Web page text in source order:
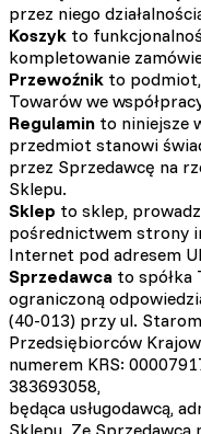
przez niego
Koszyk to
kompletowanie
Przewoźnik to podmiot,
Towarów we
Regulamin to niniejsze
przedmiot stanowi
przez Sprzedawcę na
Sklepu.
Sklep to sklep,
pośrednictwem strony
Internet pod adresem
Sprzedawca to spółka
ograniczoną
(40-013) przy ul.
Przedsiębiorców
numerem KRS:
383693058,
będąca usługodawcą,
Sklepu. Ze